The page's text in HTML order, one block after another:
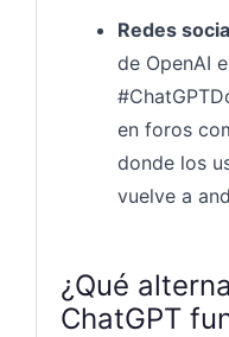
Redes
de OpenAI
en foros
donde los
vuelve a
¿Qué
ChatGPT